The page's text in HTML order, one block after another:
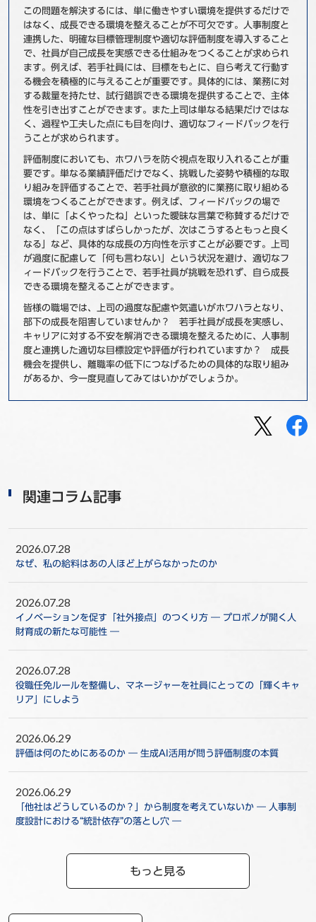
この問題を解決するには、単に働きやすい環境を提供するだけで
はなく、成長できる環境を整えることが不可欠です。人事制度と
連携した、明確な目標管理制度や適切な評価制度を導入すること
で、社員が自己成長を実感できる仕組みをつくることが求められ
ます。例えば、若手社員には、目標をもとに、自ら考えて行動す
る機会を積極的に与えることが重要です。具体的には、業務に対
する裁量を持たせ、試行錯誤できる環境を提供することで、主体
性を引き出すことができます。また上司は単なる結果だけではな
く、過程や工夫した点にも目を向け、適切なフィードバックを行
うことが求められます。
評価制度においても、ホワハラを防ぐ視点を取り入れることが重
要です。単なる業績評価だけでなく、挑戦した姿勢や積極的な取
り組みを評価することで、若手社員が意欲的に業務に取り組める
環境をつくることができます。例えば、フィードバックの場で
は、単に「よくやったね」といった曖昧な言葉で称賛するだけで
なく、「この点はすばらしかったが、次はこうするともっと良く
なる」など、具体的な成長の方向性を示すことが必要です。上司
が過度に配慮して「何も言わない」という状況を避け、適切なフ
ィードバックを行うことで、若手社員が挑戦を恐れず、自ら成長
できる環境を整えることができます。
皆様の職場では、上司の過度な配慮や気遣いがホワハラとなり、
部下の成長を阻害していませんか？ 若手社員が成長を実感し、
キャリアに対する不安を解消できる環境を整えるために、人事制
度と連携した適切な目標設定や評価が行われていますか？ 成長
機会を提供し、離職率の低下につなげるための具体的な取り組み
があるか、今一度見直してみてはいかがでしょうか。
関連コラム記事
2026.07.28
なぜ、私の給料はあの人ほど上がらなかったのか
2026.07.28
イノベーションを促す「社外接点」のつくり方 ― プロボノが開く人
財育成の新たな可能性 ―
2026.07.28
役職任免ルールを整備し、マネージャーを社員にとっての「輝くキャ
リア」にしよう
2026.06.29
評価は何のためにあるのか ― 生成AI活用が問う評価制度の本質
2026.06.29
「他社はどうしているのか？」から制度を考えていないか ― 人事制
度設計における“統計依存”の落とし穴 ―
もっと見る